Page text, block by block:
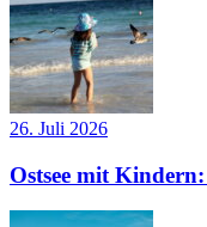
26. Juli 2026
Ostsee mit